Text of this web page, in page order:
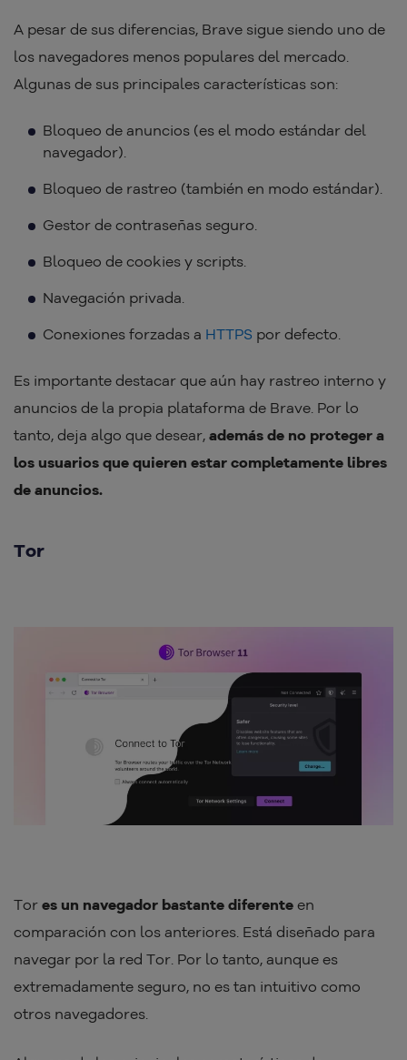
A pesar de sus diferencias, Brave sigue siendo uno de
los navegadores menos populares del mercado.
Algunas de sus principales características son:
Bloqueo de anuncios (es el modo estándar del
navegador).
Bloqueo de rastreo (también en modo estándar).
Gestor de contraseñas seguro.
Bloqueo de cookies y scripts.
Navegación privada.
Conexiones forzadas a HTTPS por defecto.
Es importante destacar que aún hay rastreo interno y
anuncios de la propia plataforma de Brave. Por lo
tanto, deja algo que desear, además de no proteger a
los usuarios que quieren estar completamente libres
de anuncios.
Tor
Tor es un navegador bastante diferente en
comparación con los anteriores. Está diseñado para
navegar por la red Tor. Por lo tanto, aunque es
extremadamente seguro, no es tan intuitivo como
otros navegadores.